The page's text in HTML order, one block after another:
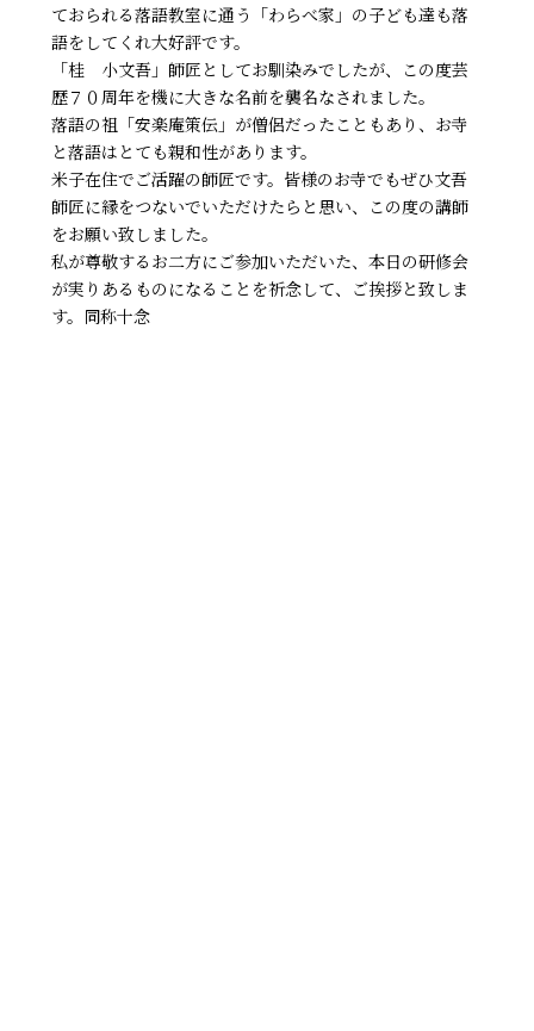
ておられる落語教室に通う「わらべ家」の子ども達も落
語をしてくれ大好評です。
「桂 小文吾」師匠としてお馴染みでしたが、この度芸
歴７０周年を機に大きな名前を襲名なされました。
落語の祖「安楽庵策伝」が僧侶だったこともあり、お寺
と落語はとても親和性があります。
米子在住でご活躍の師匠です。皆様のお寺でもぜひ文吾
師匠に縁をつないでいただけたらと思い、この度の講師
をお願い致しました。
私が尊敬するお二方にご参加いただいた、本日の研修会
が実りあるものになることを祈念して、ご挨拶と致しま
す。同称十念